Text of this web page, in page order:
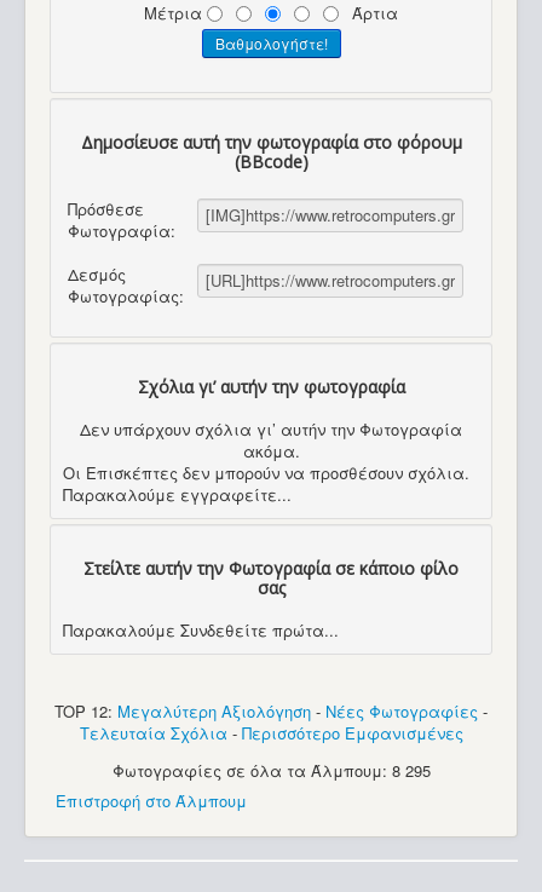
Μέτρια Άρτια
Δημοσίευσε αυτή την φωτογραφία στο φόρουμ
(BBcode)
Πρόσθεσε
Φωτογραφία:
Δεσμός
Φωτογραφίας:
Σχόλια γι’ αυτήν την φωτογραφία
Δεν υπάρχουν σχόλια γι’ αυτήν την Φωτογραφία
ακόμα.
Οι Επισκέπτες δεν μπορούν να προσθέσουν σχόλια.
Παρακαλούμε εγγραφείτε...
Στείλτε αυτήν την Φωτογραφία σε κάποιο φίλο
σας
Παρακαλούμε Συνδεθείτε πρώτα...
TOP 12: Μεγαλύτερη Αξιολόγηση - Νέες Φωτογραφίες -
Τελευταία Σχόλια - Περισσότερο Εμφανισμένες
Φωτογραφίες σε όλα τα Άλμπουμ: 8 295
Επιστροφή στο Άλμπουμ